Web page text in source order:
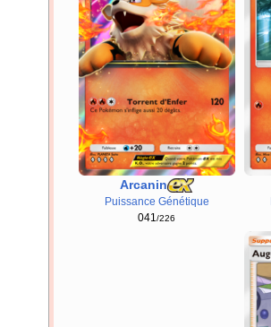
Arcanin
Puissance Génétique
041 /226